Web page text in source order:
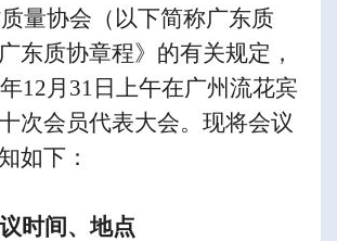
量协会（以下简称广东质
东质协章程》的有关规定，
年12月 31 日上午在广州流花宾
次会员代表大会。 现将会议
如下：
时间、地点